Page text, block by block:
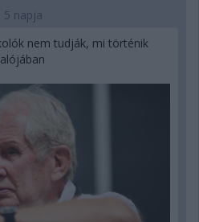
5 napja
nem tudják, mi történik